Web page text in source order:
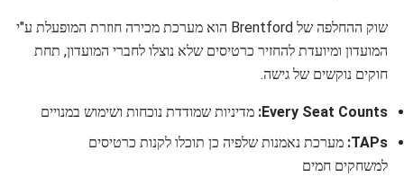
שוק ההחלפה של Brentford הוא מערכת מכירה חוזרת המופעלת ע"י
המועדון ומיועדת להחזיר כרטיסים שלא נוצלו לחברי המועדון, תחת
חוקים נוקשים של גישה.
Every Seat Counts: מדיניות שמודדת נוכחות ושימוש במנויים
TAPs: מערכת נאמנות שלפיה כן תוכלו לקנות כרטיסים
למשחקים חמים